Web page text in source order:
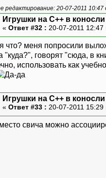
редактирование: 20-07-2011 10:47
Игрушки на С++ в коносли
« Ответ #32 : 20-07-2011
что? меня попросили
"куда?", говорят "сюда, в
использовать как
Игрушки на С++ в коносли
« Ответ #33 : 20-07-2011
свича можно